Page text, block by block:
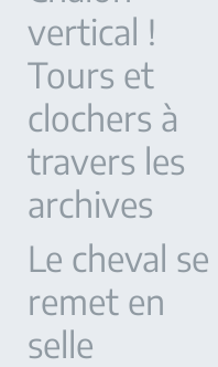
vertical !
Tours et
clochers à
travers les
archives
Le cheval se
remet en
selle